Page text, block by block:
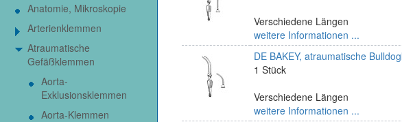
Verschiedene Längen
weitere Informationen ...
DE BAKEY, atraumatische
1 Stück
Verschiedene Längen
weitere Informationen ...
Anatomie, Mikroskopie
Arterienklemmen
Atraumatische
Gefäßklemmen
Aorta-
Exklusionsklemmen
Aorta-Klemmen